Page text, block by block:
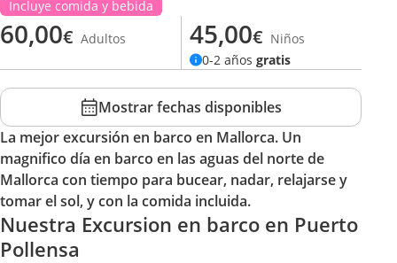
Incluye comida y bebida
60,00€ Adultos 45,00€ Niños
0-2 años gratis
Mostrar fechas disponibles
La mejor excursión en barco en Mallorca. Un
magnifico día en barco en las aguas del norte de
Mallorca con tiempo para bucear, nadar, relajarse y
tomar el sol, y con la comida incluida.
Nuestra Excursion en barco en Puerto
Pollensa